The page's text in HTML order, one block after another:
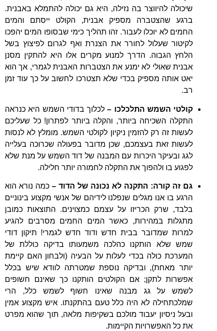
שיכולה להיווצר בה נזילה, היא גם יכולה להתמלא באבנית.
ברגע שהצטברה מספיק אבנית, הקולט ייסתם והמים
החמים לא יוכלו לעבור. זהו תהליך כימי שבסופו המים יהפכו
לקיטור שעלול לחורר את הצנרת ואף לגרום לפיצוץ בשל
הלחץ הגבוה. הדרך למנוע מקרים אלו היא להתקין מסנן
אבנית שאולי לא ימנע את הצטברות האבנית לגמרי, אך הוא
יאט אותה מספיק בכדי שלא תצטרכו לחשוב על כך עוד זמן
רב.
קולטי השמש התלכלכו –לכלוך בדודי השמש היא כנראה
התקלה השכיחה ביותר, והקלה ביותר לפתרון! כל שעליכם
לעשות זה רק להזמין ניקיון לקולטי השמש. מומלץ לא לנסות
לעשות זאת בעצמכם, שכן מדובר בפעולה שכרוכה בעלייה
לגג ובעיקר היכרות עם המבנה של דוד השמש על מנת שלא
לפגוע בו ולהפוך את התקלה לחמורה יותר חלילה.
גם זה קורה: התקנה לא נכונה של הדוד – כמה נורא הוא
הרגע בו אנו מגלים שנפלנו לידיהם של אנשי מקצוע בינוניים
בלבד, שרק הכריזו על עצמם כמצוינים. התוצאות כמובן
מתגלות במהירות, כאשר המים החמים מסרבים להגיע
למרות שמדובר בבית חדש ודוד חדש לגמרי! תיקון דודי
שמש שלא הותקנו כהלכה משמעותו בדיקה כוללת של
המערכת כולה בכדי לעלות על הבעיה (ולבחון האם קיימת
יותר מאחת), ובדיקה נוספת שמטרתה לוודא שיש בכלל
אפשרות לתקן; אם הקולטים הותקנו כך שאינם חשופים
לשמש על גג מבנה שאינו חשוף לשמש כלל, הרי
שמלכתחילה לא היה כלל טעם בהתקנתו. איש מקצוע אמין
ובעל ניסיון יעבוד מולכם בשקיפות מלאה, תוך שהוא מפרט
את כל האפשרויות הקיימות.